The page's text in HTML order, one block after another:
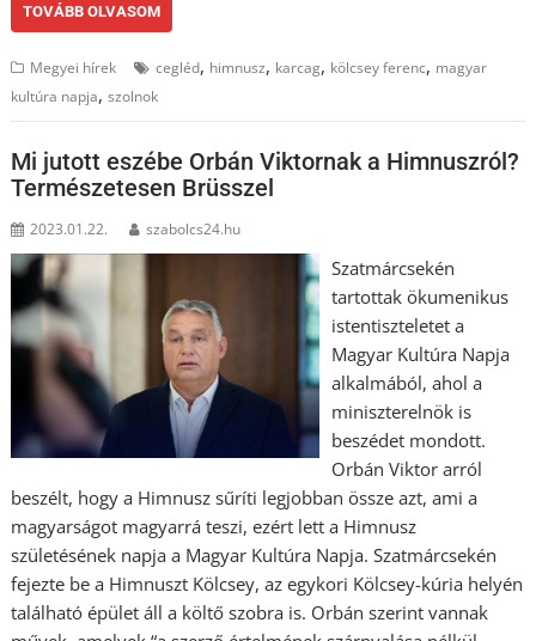
TOVÁBB OLVASOM
Megyei hírek cegléd, himnusz, karcag, kölcsey ferenc, magyar
kultúra napja,szolnok
Mi jutott eszébe Orbán Viktornak a Himnuszról?
Természetesen Brüsszel
2023.01.22. szabolcs24.hu
Szatmárcsekén
tartottak ökumenikus
istentiszteletet a
Magyar Kultúra Napja
alkalmából, ahol a
miniszterelnök is
beszédet mondott.
Orbán Viktor arról
beszélt, hogy a Himnusz sűríti legjobban össze azt, ami a
magyarságot magyarrá teszi, ezért lett a Himnusz
születésének napja a Magyar Kultúra Napja. Szatmárcsekén
fejezte be a Himnuszt Kölcsey, az egykori Kölcsey-kúria helyén
található épület áll a költő szobra is. Orbán szerint vannak